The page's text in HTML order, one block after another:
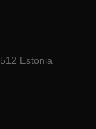
Estonia